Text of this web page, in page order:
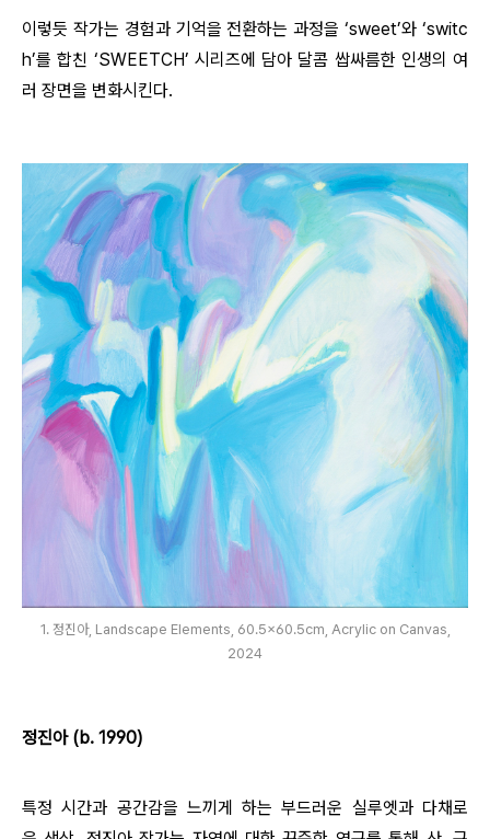
이렇듯 작가는 경험과 기억을 전환하는 과정을‘sweet’와‘switc
h’를 합친 ‘SWEETCH’ 시리즈에 담아 달콤 쌉싸름한 인생의 여
러 장면을 변화시킨다.
1. 정진아, Landscape Elements, 60.5x60.5cm, Acrylic on Canvas,
2024
정진아 (b. 1990)
특정 시간과 공간감을 느끼게 하는 부드러운 실루엣과 다채로